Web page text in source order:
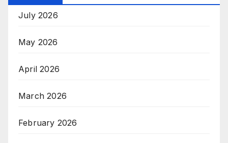
July 2026
May 2026
April 2026
March 2026
February 2026